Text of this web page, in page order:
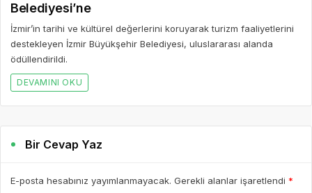
Belediyesi’ne
İzmir’in tarihi ve kültürel değerlerini koruyarak turizm faaliyetlerini
destekleyen İzmir Büyükşehir Belediyesi, uluslararası alanda
ödüllendirildi.
DEVAMINI OKU
Bir Cevap Yaz
E-posta hesabınız yayımlanmayacak. Gerekli alanlar işaretlendi *